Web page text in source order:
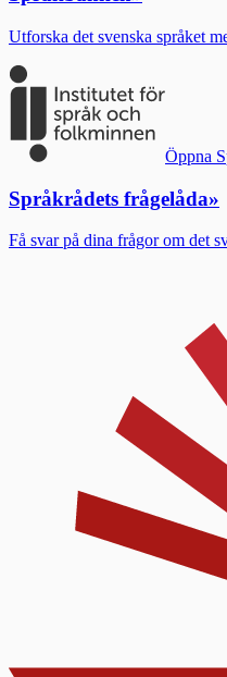
Utforska det svenska språket
Öppna
Språkrådets frågelåda»
Få svar på dina frågor om det